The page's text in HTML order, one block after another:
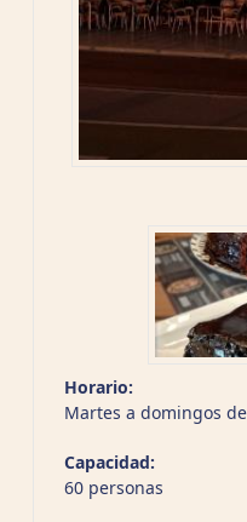
Horario:
Martes a domingos
Capacidad:
60 personas